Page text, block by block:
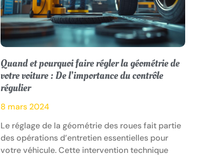
Quand et pourquoi faire régler la géométrie de
votre voiture : De l’importance du contrôle
régulier
8 mars 2024
Le réglage de la géométrie des roues fait partie
des opérations d’entretien essentielles pour
votre véhicule. Cette intervention technique